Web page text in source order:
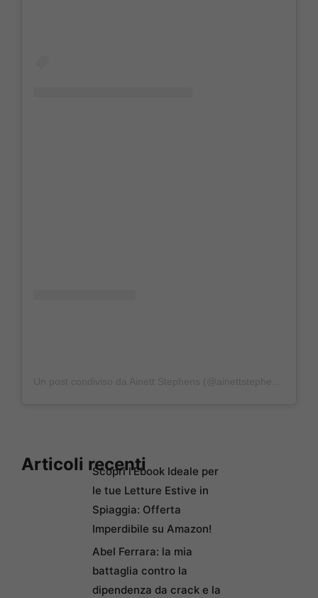
Articoli recentiScopri l’Ebook Ideale per
le tue Letture Estive in
Spiaggia: Offerta
Imperdibile su Amazon!
Abel Ferrara: la mia
battaglia contro la
dipendenza da crack e la